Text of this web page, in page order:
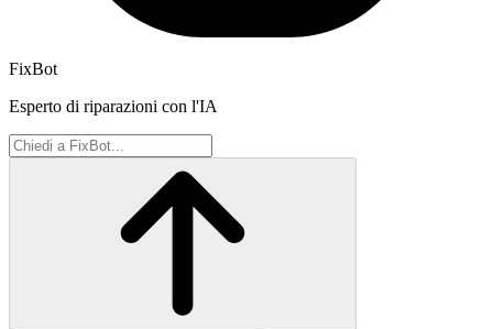
FixBot
Esperto di riparazioni con l'IA